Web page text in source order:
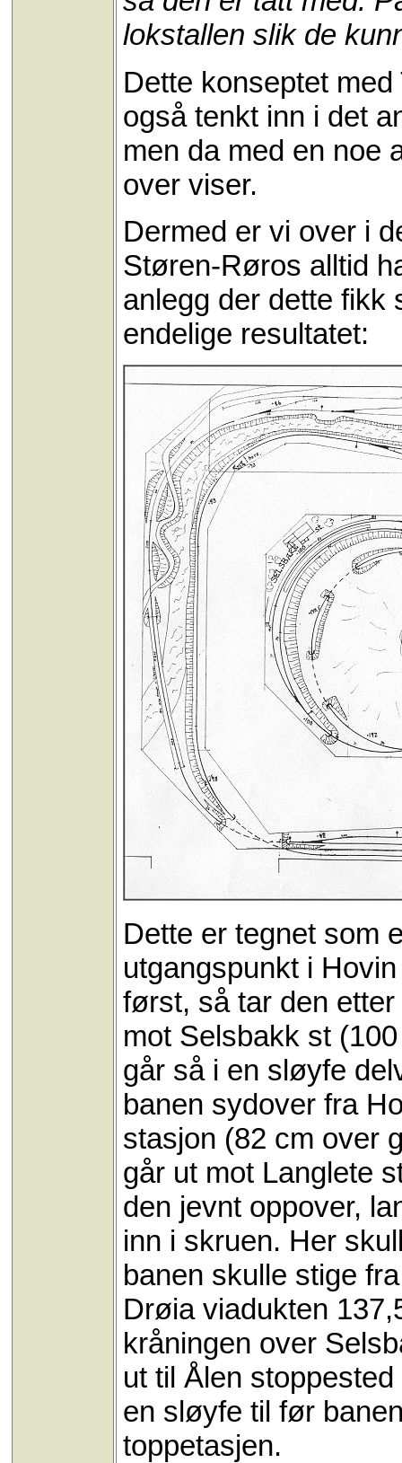
lokstallen slik de
Dette konseptet
også tenkt inn i det
men da med en noe
over viser.
Dermed er vi over i
Støren-Røros alltid
anlegg der dette fikk
endelige resultatet:
Dette er tegnet som
utgangspunkt i
først, så tar den
mot Selsbakk st
går så i en sløyfe
banen sydover fra
stasjon (82 cm over
går ut mot Langlete
den jevnt oppover,
inn i skruen. Her
banen skulle stige
Drøia viadukten
kråningen over
ut til Ålen
en sløyfe til før
toppetasjen.